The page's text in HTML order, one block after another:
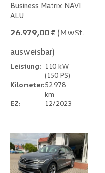
Business Matrix NAVI
ALU
26.979,00 € (MwSt.
ausweisbar)
Leistung: 110 kW
(150 PS)
Kilometer:52.978
km
EZ:
12/2023